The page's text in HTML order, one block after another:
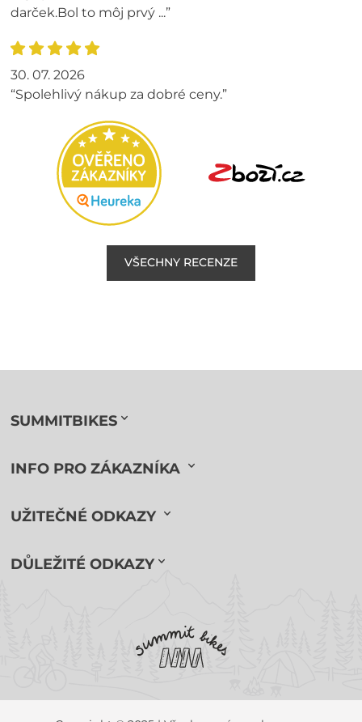
darček.Bol to môj prvý ...”
30. 07. 2026
“Spolehlivý nákup za dobré ceny.”
VŠECHNY RECENZE
SUMMITBIKES
INFO PRO ZÁKAZNÍKA
UŽITEČNÉ ODKAZY
DŮLEŽITÉ ODKAZY